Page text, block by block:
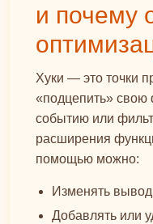
и почему
Хуки — это точки
«подцепить» свою
событию или
расширения
помощью можно:
Изменять
Добавлять или